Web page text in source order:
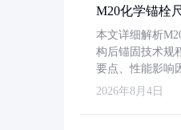
M20化学锚栓
本文详细解析
构后锚固技术规
要点、性能影响
2026年8月4日